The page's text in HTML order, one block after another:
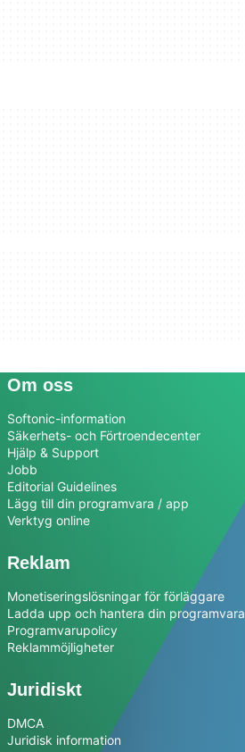
Om oss
Softonic-information
Säkerhets- och Förtroendecenter
Hjälp & Support
Jobb
Editorial Guidelines
Lägg till din programvara / app
Verktyg online
Reklam
Monetiseringslösningar för förläggare
Ladda upp och hantera din programvara
Programvarupolicy
Reklammöjligheter
Juridiskt
DMCA
Juridisk information